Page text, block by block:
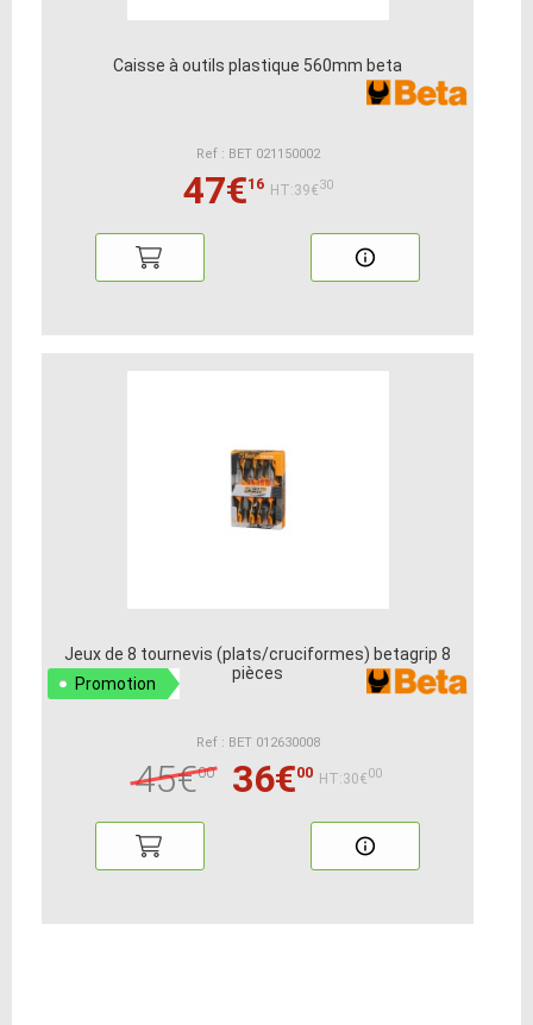
Caisse à outils plastique 560mm beta
Ref : BET 021150002
47€16 HT:39€30
Jeux de 8 tournevis (plats/cruciformes) betagrip 8
pièces
Promotion
Ref : BET 012630008
45€00 36€00 HT:30€00